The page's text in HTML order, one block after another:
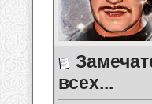
всех...